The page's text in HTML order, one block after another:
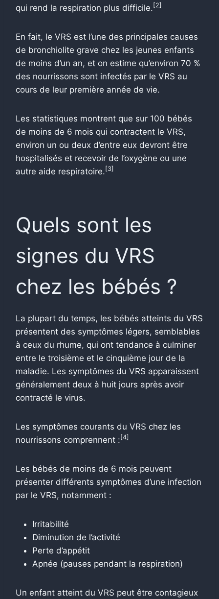
qui rend la respiration plus difficile. [2]
En fait, le VRS est l’une des principales causes
de bronchiolite grave chez les jeunes enfants
de moins d’un an, et on estime qu’environ 70 %
des nourrissons sont infectés par le VRS au
cours de leur première année de vie.
Les statistiques montrent que sur 100 bébés
de moins de 6 mois qui contractent le VRS,
environ un ou deux d’entre eux devront être
hospitalisés et recevoir de l’oxygène ou une
autre aide respiratoire. [3]
Quels sont les
signes du VRS
chez les bébés ?
La plupart du temps, les bébés atteints du VRS
présentent des symptômes légers, semblables
à ceux du rhume, qui ont tendance à culminer
entre le troisième et le cinquième jour de la
maladie. Les symptômes du VRS apparaissent
généralement deux à huit jours après avoir
contracté le virus.
Les symptômes courants du VRS chez les
nourrissons comprennent : [4]
Les bébés de moins de 6 mois peuvent
présenter différents symptômes d’une infection
par le VRS, notamment :
Irritabilité
Diminution de l’activité
Perte d’appétit
Apnée (pauses pendant la respiration)
Un enfant atteint du VRS peut être contagieux